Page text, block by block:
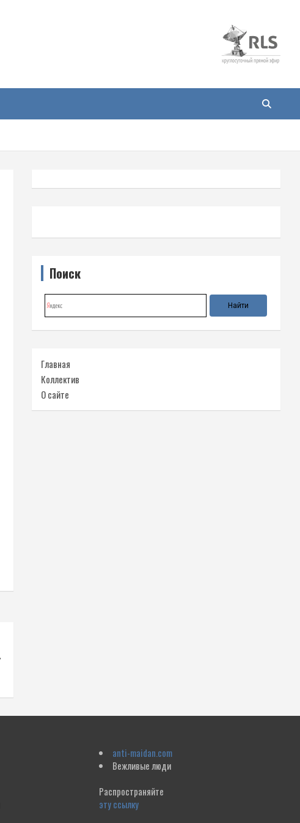
Поиск
Главная
Коллектив
О сайте
anti-maidan.com
Вежливые люди
Распространяйте
эту ссылку